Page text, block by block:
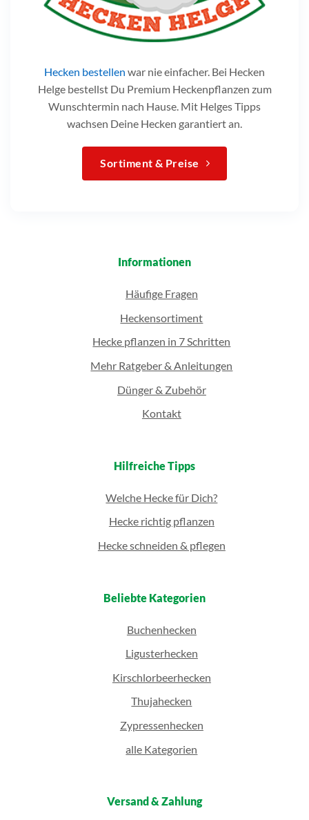
Hecken bestellen war nie einfacher. Bei Hecken
Helge bestellst Du Premium Heckenpflanzen zum
Wunschtermin nach Hause. Mit Helges Tipps
wachsen Deine Hecken garantiert an.
Sortiment & Preise
Informationen
Häufige Fragen
Heckensortiment
Hecke pflanzen in 7 Schritten
Mehr Ratgeber & Anleitungen
Dünger & Zubehör
Kontakt
Hilfreiche Tipps
Welche Hecke für Dich?
Hecke richtig pflanzen
Hecke schneiden & pflegen
Beliebte Kategorien
Buchenhecken
Ligusterhecken
Kirschlorbeerhecken
Thujahecken
Zypressenhecken
alle Kategorien
Versand & Zahlung